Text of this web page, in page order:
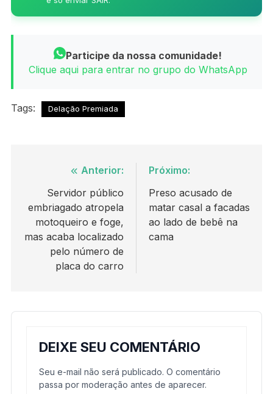
Participe da nossa comunidade!
Clique aqui para entrar no grupo do WhatsApp
Tags: Delação Premiada
Navegação
Post
Anterior:
Servidor público
embriagado atropela
motoqueiro e foge,
mas acaba localizado
pelo número de
placa do carro
Próximo:
Preso acusado de
matar casal a facadas
ao lado de bebê na
cama
DEIXE SEU COMENTÁRIO
Seu e-mail não será publicado. O comentário
passa por moderação antes de aparecer.